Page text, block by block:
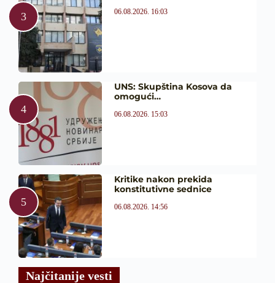
06.08.2026. 16:03
UNS: Skupština Kosova da
omogući…
06.08.2026. 15:03
Kritike nakon prekida
konstitutivne sednice
06.08.2026. 14:56
Najčitanije vesti